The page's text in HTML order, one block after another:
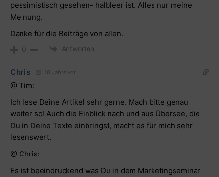
pessimistisch gesehen- halbleer ist. Alles nur meine
Meinung.
Danke für die Beiträge von allen.
0 Antworten
Chris 10 Jahre vor
@ Tim:
Ich lese Deine Artikel sehr gerne. Mach bitte genau
weiter so! Auch die Einblick nach und aus Übersee, die
Du in Deine Texte einbringst, macht es für mich sehr
lesenswert.
@ Chris:
Es ist beeindruckend was Du in dem Marketingseminar